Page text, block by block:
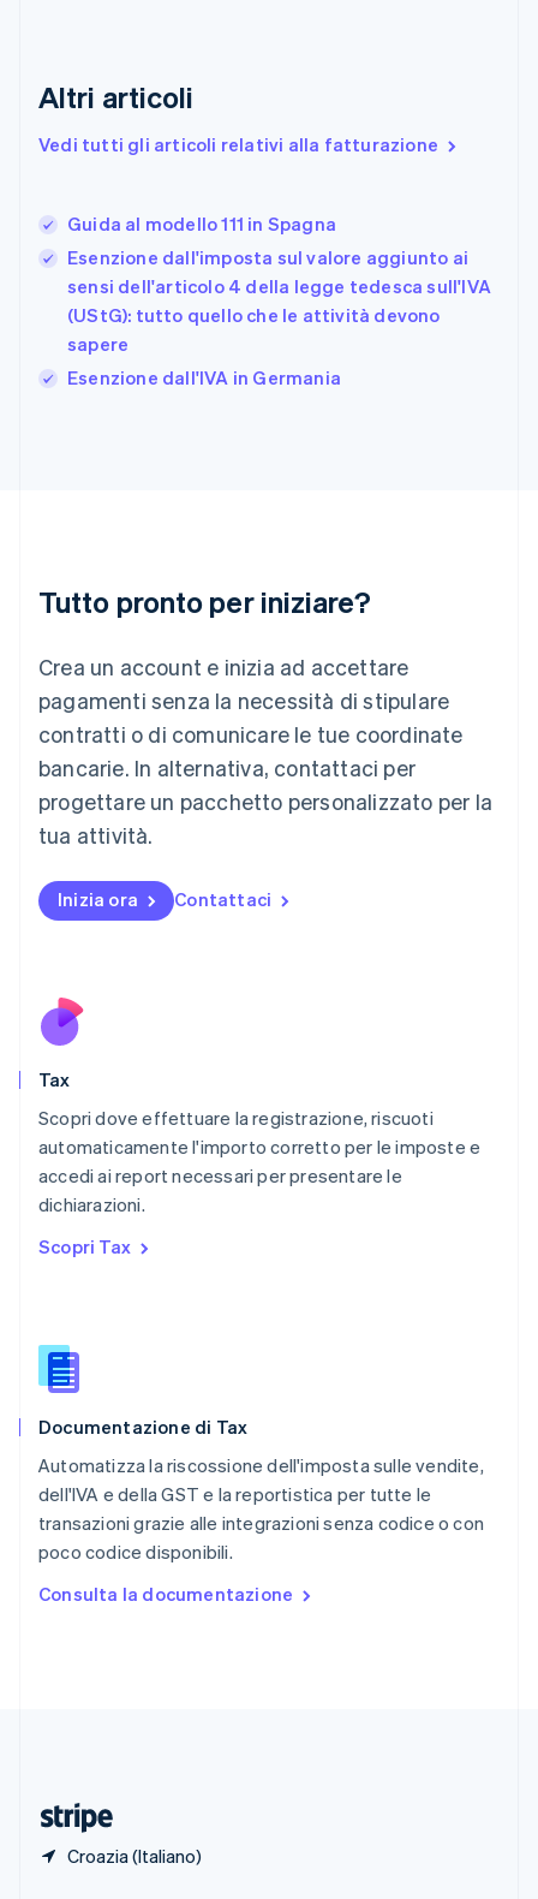
Altri articoli
Vedi tutti gli articoli relativi alla fatturazione
Guida al modello 111 in Spagna
Esenzione dall'imposta sul valore aggiunto ai
sensi dell'articolo 4 della legge tedesca sull'IVA
(UStG): tutto quello che le attività devono
sapere
Esenzione dall'IVA in Germania
Tutto pronto per iniziare?
Crea un account e inizia ad accettare
pagamenti senza la necessità di stipulare
contratti o di comunicare le tue coordinate
bancarie. In alternativa, contattaci per
progettare un pacchetto personalizzato per la
tua attività.
Inizia ora Contattaci
Tax
Scopri dove effettuare la registrazione, riscuoti
automaticamente l'importo corretto per le imposte e
accedi ai report necessari per presentare le
dichiarazioni.
Scopri Tax
Documentazione di Tax
Automatizza la riscossione dell'imposta sulle vendite,
dell'IVA e della GST e la reportistica per tutte le
transazioni grazie alle integrazioni senza codice o con
poco codice disponibili.
Consulta la documentazione
Croazia (Italiano)
English
Estonia
Francia
Germania
Deutsch English
Giappone
Gibilterra
English
Lettonia
English
DeutschEnglish
Lituania
Français DeutschEnglish
Malaysia
English 简体中文
Malta
Messico
EspañolEnglish
English
Paesi Bassi
English
Portogallo
RAS di Hong Kong, Cina
English简体中文
Regno Unito
English
English
Singapore
Slovacchia
English
Slovenia
Spagna
EspañolEnglish
English Español简体中文